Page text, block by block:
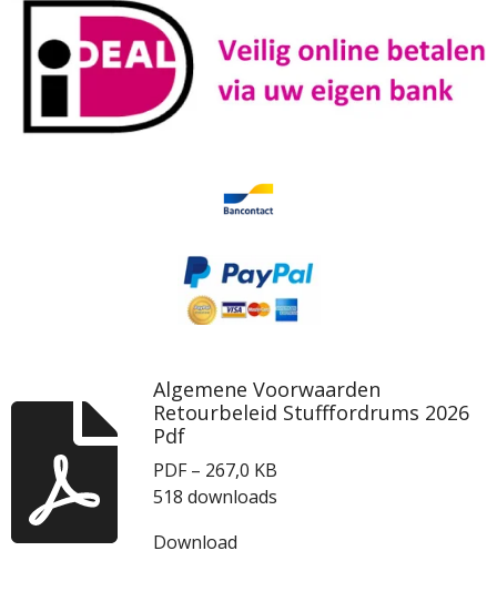
Algemene Voorwaarden
Retourbeleid Stufffordrums 2026
Pdf
PDF – 267,0 KB
518 downloads
Download